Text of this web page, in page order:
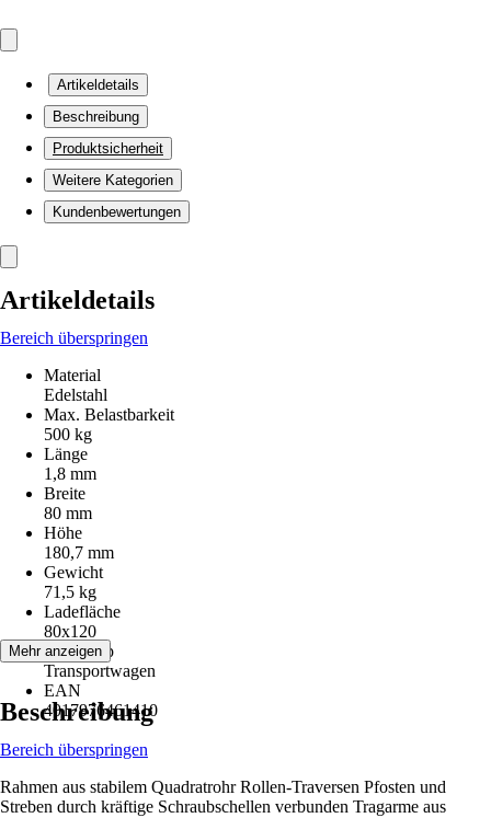
Artikeldetails
Beschreibung
Produktsicherheit
Weitere Kategorien
Kundenbewertungen
Artikeldetails
Bereich überspringen
Material
Edelstahl
Max. Belastbarkeit
500 kg
Länge
1,8 mm
Breite
80 mm
Höhe
180,7 mm
Gewicht
71,5 kg
Ladefläche
80x120
Artikeltyp
Transportwagen
EAN
4017976461410
Mehr anzeigen
Beschreibung
Bereich überspringen
Rahmen aus stabilem Quadratrohr Rollen-Traversen Pfosten und
Streben durch kräftige Schraubschellen verbunden Tragarme aus